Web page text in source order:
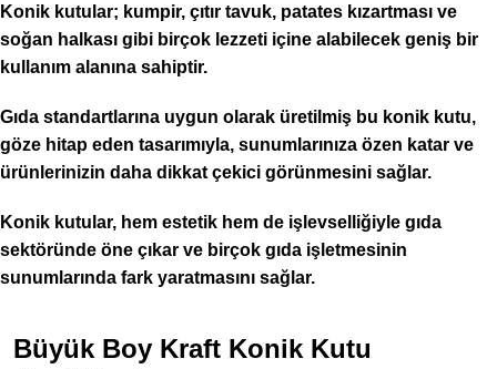
Konik kutular; kumpir, çıtır tavuk, patates kızartması ve
soğan halkası gibi birçok lezzeti içine alabilecek geniş bir
kullanım alanına sahiptir.
Gıda standartlarına uygun olarak üretilmiş bu konik kutu,
göze hitap eden tasarımıyla, sunumlarınıza özen katar ve
ürünlerinizin daha dikkat çekici görünmesini sağlar.
Konik kutular, hem estetik hem de işlevselliğiyle gıda
sektöründe öne çıkar ve birçok gıda işletmesinin
sunumlarında fark yaratmasını sağlar.
Büyük Boy Kraft Konik Kutu